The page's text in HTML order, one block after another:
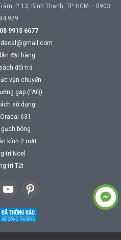
P. 13, Bình Thạnh, TP. HCM – 0903
979
08 9915 6677
đặt hàng
đổi trả
vận chuyển
gặp (FAQ)
sử dụng
631
gạch bông
kính 2 mặt
trí Noel
trí Tết